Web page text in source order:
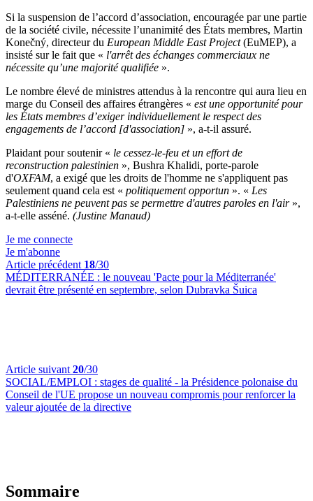
Si la suspension de l’accord d’association, encouragée par une partie
de la société civile, nécessite l’unanimité des États membres, Martin
Konečný, directeur du European Middle East Project(EuMEP), a
insisté sur le fait que « l'arrêt des échanges commerciaux ne
nécessite qu’une majorité qualifiée ».
Le nombre élevé de ministres attendus à la rencontre qui aura lieu en
marge du Conseil des affaires étrangères « est une opportunité pour
les États membres d’exiger individuellement le respect des
engagements de l’accord [d'association] », a-t-il assuré.
Plaidant pour soutenir « le cessez-le-feu et un effort de
reconstruction palestinien », Bushra Khalidi, porte-parole
d'OXFAM, a exigé que les droits de l'homme ne s'appliquent pas
seulement quand cela est « politiquement opportun ». « Les
Palestiniens ne peuvent pas se permettre d'autres paroles en l'air »,
a-t-elle asséné. (Justine Manaud)
Je me connecte
Je m'abonne
Article précédent 18/30
MÉDITERRANÉE : le nouveau 'Pacte pour la Méditerranée'
devrait être présenté en septembre, selon Dubravka Šuica
Article suivant 20/30
SOCIAL/EMPLOI : stages de qualité - la Présidence polonaise du
Conseil de l'UE propose un nouveau compromis pour renforcer la
valeur ajoutée de la directive
Sommaire